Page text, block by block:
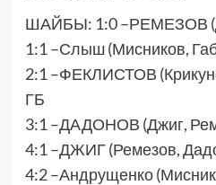
ШАЙБЫ: 1:0 –РЕМЕЗОВ
1:1 –Слыш (Мисников,
2:1 –ФЕКЛИСТОВ
ГБ
3:1 –ДАДОНОВ (Джиг,
4:1 –ДЖИГ (Ремезов,
4:2 –Андрущенко